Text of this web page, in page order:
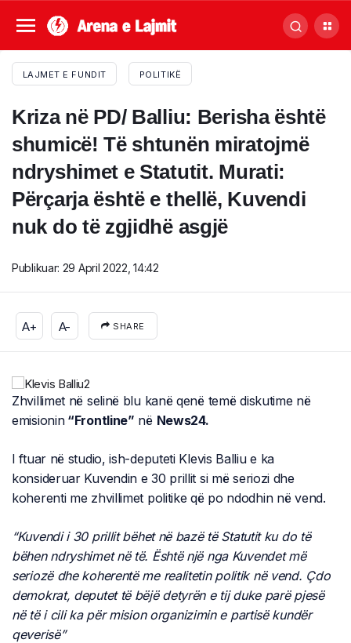
LAJMET E FUNDIT POLITIKË
Kriza në PD/ Balliu: Berisha është
shumicë! Të shtunën miratojmë
ndryshimet e Statutit. Murati:
Përçarja është e thellë, Kuvendi
nuk do të zgjidhë asgjë
Publikuar: 29 April 2022, 14:42
A+ A- SHARE
Zhvillimet në selinë blu kanë qenë temë diskutime në
emisionin“Frontline” në News24.
I ftuar në studio, ish-deputeti Klevis Balliu e ka
konsideruar Kuvendin e 30 prillit si më seriozi dhe
koherenti me zhvillimet politike që po ndodhin në vend.
“Kuvendi i 30 prillit bëhet në bazë të Statutit ku do të
bëhen ndryshimet në të. Është një nga Kuvendet më
seriozë dhe koherentë me realitetin politik në vend. Çdo
demokrat, deputet të bëjë detyrën e tij duke parë pjesë
në të i cili ka për mision organizimin e partisë kundër
qeverisë”